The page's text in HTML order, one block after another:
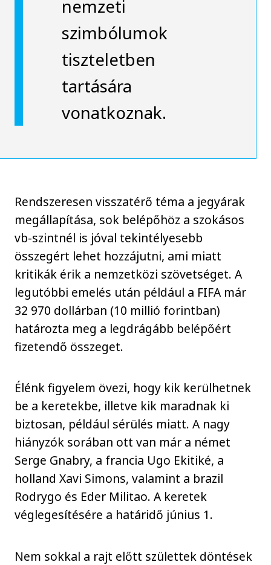
nemzeti
szimbólumok
tiszteletben
tartására
vonatkoznak.
Rendszeresen visszatérő téma a jegyárak
megállapítása, sok belépőhöz a szokásos
vb-szintnél is jóval tekintélyesebb
összegért lehet hozzájutni, ami miatt
kritikák érik a nemzetközi szövetséget. A
legutóbbi emelés után például a FIFA már
32 970 dollárban (10 millió forintban)
határozta meg a legdrágább belépőért
fizetendő összeget.
Élénk figyelem övezi, hogy kik kerülhetnek
be a keretekbe, illetve kik maradnak ki
biztosan, például sérülés miatt. A nagy
hiányzók sorában ott van már a német
Serge Gnabry, a francia Ugo Ekitiké, a
holland Xavi Simons, valamint a brazil
Rodrygo és Eder Militao. A keretek
véglegesítésére a határidő június 1.
Nem sokkal a rajt előtt születtek döntések